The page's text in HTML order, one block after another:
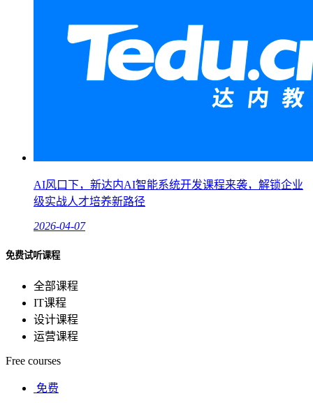
AI风口下，新达内AI智能系统开发课程来袭，解锁企业
级实战人才培养新路径
2026-04-07
免费试听课程
全部课程
IT课程
设计课程
运营课程
Free courses
免费